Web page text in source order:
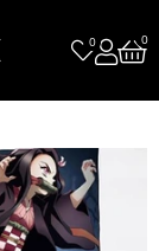
0 0